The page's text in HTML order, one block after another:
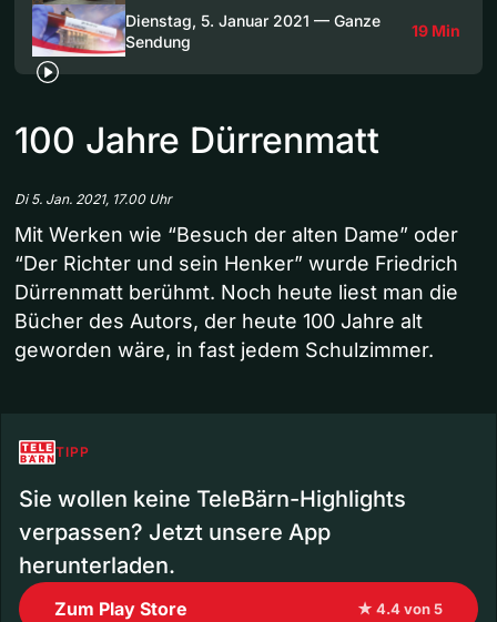
Dienstag, 5. Januar 2021 — Ganze
Sendung
19 Min
100 Jahre Dürrenmatt
Di 5. Jan. 2021, 17.00 Uhr
Mit Werken wie “Besuch der alten Dame” oder
“Der Richter und sein Henker” wurde Friedrich
Dürrenmatt berühmt. Noch heute liest man die
Bücher des Autors, der heute 100 Jahre alt
geworden wäre, in fast jedem Schulzimmer.
TIPP
Sie wollen keine TeleBärn-Highlights
verpassen? Jetzt unsere App
herunterladen.
Zum Play Store ★ 4.4 von 5